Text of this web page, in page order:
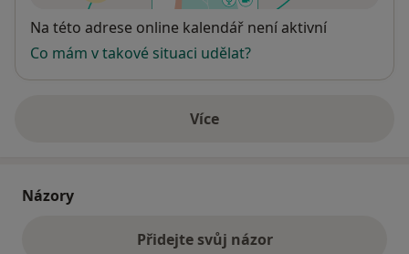
Dostupnost
Na této adrese online kalendář není aktivní
Co mám v takové situaci udělat?
Víceo adrese
Názory
Přidejte svůj názor